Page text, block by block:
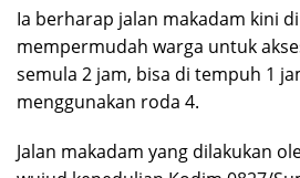
Ia berharap jalan makadam kini
mempermudah warga untuk
semula 2 jam, bisa di tempuh 1
menggunakan roda 4.
Jalan makadam yang dilakukan